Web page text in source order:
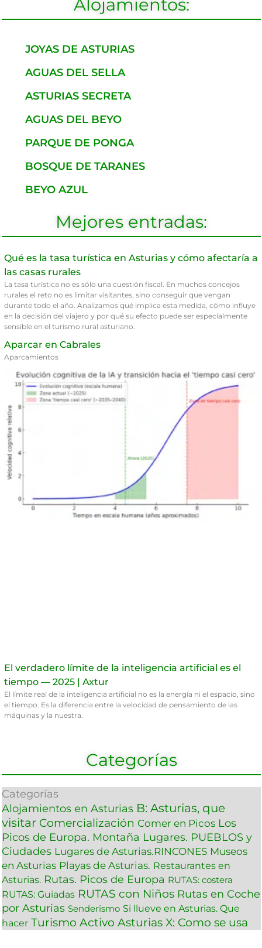
Alojamientos:
JOYAS DE ASTURIAS
AGUAS DEL SELLA
ASTURIAS SECRETA
AGUAS DEL BEYO
PARQUE DE PONGA
BOSQUE DE TARANES
BEYO AZUL
Mejores entradas:
Qué es la tasa turística en Asturias y cómo afectaría a
las casas rurales
La tasa turística no es sólo una cuestión fiscal. En muchos concejos
rurales el reto no es limitar visitantes, sino conseguir que vengan
durante todo el año. Analizamos qué implica esta medida, cómo influye
en la decisión del viajero y por qué su efecto puede ser especialmente
sensible en el turismo rural asturiano.
Aparcar en Cabrales
Aparcamientos
El verdadero límite de la inteligencia artificial es el
tiempo — 2025 | Axtur
El límite real de la inteligencia artificial no es la energía ni el espacio, sino
el tiempo. Es la diferencia entre la velocidad de pensamiento de las
máquinas y la nuestra.
Categorías
Categorías
Alojamientos en Asturias B: Asturias, que
visitar Comercialización Comer en Picos Los
Picos de Europa. Montaña Lugares. PUEBLOS y
Ciudades Lugares de Asturias.RINCONES Museos
en Asturias Playas de Asturias. Restaurantes en
Asturias. Rutas. Picos de Europa RUTAS: costera
RUTAS: Guiadas RUTAS con Niños Rutas en Coche
por Asturias Senderismo Si llueve en Asturias. Que
hacer Turismo Activo Asturias X: Como se usa